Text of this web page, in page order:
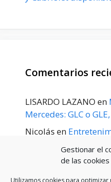
Gestionar el
de las cookies
Utilizamos cookies para
Comentarios
LISARDO LAZANO en
Mercedes: GLC o
Nicolás en
principios de 2020